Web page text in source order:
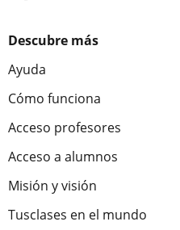
Descubre más
Ayuda
Cómo funciona
Acceso profesores
Acceso a alumnos
Misión y visión
Tusclases en el mundo